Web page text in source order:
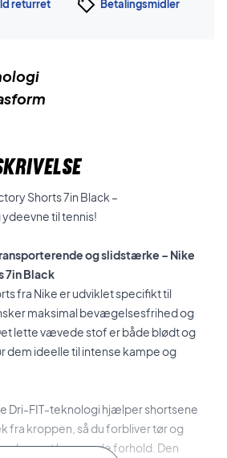
returret Betalingsmidler
Shorts 7in Black –
til tennis!
og slidstærke – Nike
7in Black
fra Nike er udviklet specifikt til
maksimal bevægelsesfrihed og
lette vævede stof er både blødt og
dem ideelle til intense kampe og
Dri-FIT-teknologi hjælper shortsene
fra kroppen, så du forbliver tør og
de mest krævende forhold. Den